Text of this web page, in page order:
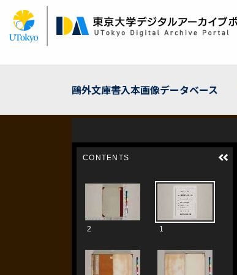
Skip
main
content
鷗外文庫書入本画像データベース